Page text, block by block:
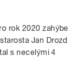
rok 2020 zahýbe
Jan Drozd
s necelými 4